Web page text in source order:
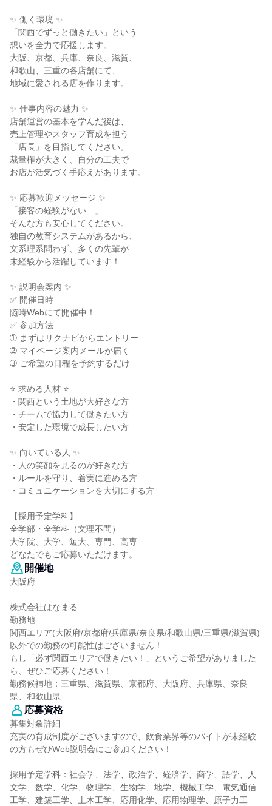
✨ 働く環境 ✨
「関西でずっと働きたい」という
想いを全力で応援します。
大阪、京都、兵庫、奈良、滋賀、
和歌山、三重の各店舗にて、
地域に愛される店を作ります。
✨ 仕事内容の魅力 ✨
店舗運営の基本を学んだ後は、
売上管理やスタッフ育成を担う
「店長」を目指してください。
裁量権が大きく、自分の工夫で
お店が活気づく手応えがあります。
✨ 応募歓迎メッセージ ✨
「接客の経験がない…」
そんな方も安心してください。
独自の教育システムがあるから、
文系理系問わず、多くの先輩が
未経験から活躍しています！
✨ 説明会案内 ✨
✅ 開催日時
随時Webにて開催中！
✅ 参加方法
➀ まずはリクナビからエントリー
➁ マイページ案内メールが届く
➂ ご希望の日程を予約するだけ
⭐ 求める人材 ⭐
・関西という土地が大好きな方
・チームで協力して働きたい方
・安定した環境で成長したい方
✨ 向いている人 ✨
・人の笑顔を見るのが好きな方
・ルールを守り、着実に進める方
・コミュニケーションを大切にする方
【採用予定学科】
全学部・全学科（文理不問）
大学院、大学、短大、専門、高専
どなたでもご応募いただけます。
開催地
大阪府
株式会社はなまる
勤務地
関西エリア(大阪府/京都府/兵庫県/奈良県/和歌山県/三重県/滋賀県)
以外での勤務の可能性はございません！
もし「必ず関西エリアで働きたい！」というご希望がありました
ら、ぜひご応募ください！
勤務候補地：三重県、滋賀県、京都府、大阪府、兵庫県、奈良
県、和歌山県
応募資格
募集対象詳細
充実の育成制度がございますので、飲食業界等のバイトが未経験
の方もぜひWeb説明会にご参加ください！
採用予定学科：社会学、法学、政治学、経済学、商学、語学、人
文学、数学、化学、物理学、生物学、地学、機械工学、電気通信
工学、建築工学、土木工学、応用化学、応用物理学、原子力工